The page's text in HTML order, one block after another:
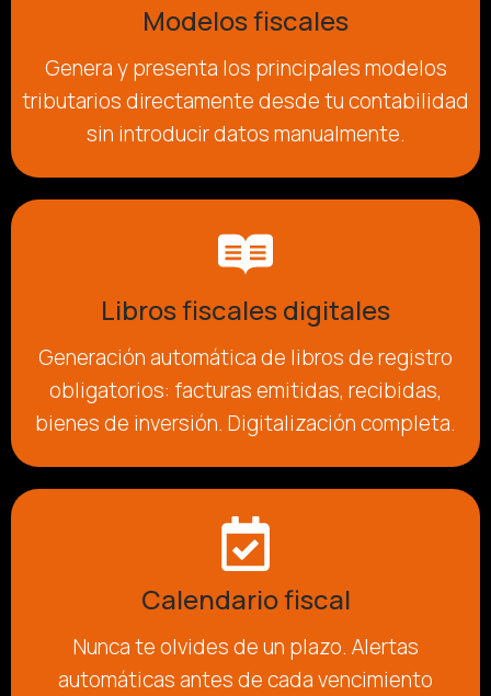
Modelos fiscales
Genera y presenta los principales modelos
tributarios directamente desde tu contabilidad
sin introducir datos manualmente.
Libros fiscales digitales
Generación automática de libros de registro
obligatorios: facturas emitidas, recibidas,
bienes de inversión. Digitalización completa.
Calendario fiscal
Nunca te olvides de un plazo. Alertas
automáticas antes de cada vencimiento